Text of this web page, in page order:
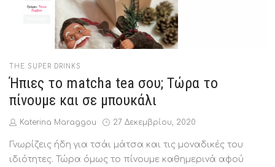
POSTED
IN
THE SUPER DRINKS
Ήπιες το matcha tea σου; Τώρα το
πίνουμε και σε μπουκάλι
by
Katerina Maraggou
Posted
27 Δεκεμβρίου, 2020
Γνωρίζεις ήδη για τσάι μάτσα και τις μοναδικές του
ιδιότητες. Τώρα όμως το πίνουμε καθημερινά αφού